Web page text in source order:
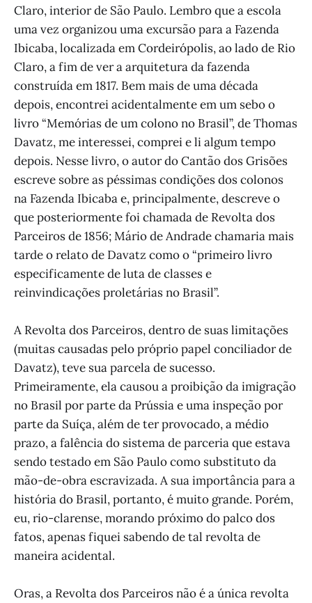
Claro, interior de São Paulo. Lembro que a escola
uma vez organizou uma excursão para a Fazenda
Ibicaba, localizada em Cordeirópolis, ao lado de Rio
Claro, a fim de ver a arquitetura da fazenda
construída em 1817. Bem mais de uma década
depois, encontrei acidentalmente em um sebo o
livro “Memórias de um colono no Brasil”, de Thomas
Davatz, me interessei, comprei e li algum tempo
depois. Nesse livro, o autor do Cantão dos Grisões
escreve sobre as péssimas condições dos colonos
na Fazenda Ibicaba e, principalmente, descreve o
que posteriormente foi chamada de Revolta dos
Parceiros de 1856; Mário de Andrade chamaria mais
tarde o relato de Davatz como o “primeiro livro
especificamente de luta de classes e
reinvindicações proletárias no Brasil”.
A Revolta dos Parceiros, dentro de suas limitações
(muitas causadas pelo próprio papel conciliador de
Davatz), teve sua parcela de sucesso.
Primeiramente, ela causou a proibição da imigração
no Brasil por parte da Prússia e uma inspeção por
parte da Suíça, além de ter provocado, a médio
prazo, a falência do sistema de parceria que estava
sendo testado em São Paulo como substituto da
mão-de-obra escravizada. A sua importância para a
história do Brasil, portanto, é muito grande. Porém,
eu, rio-clarense, morando próximo do palco dos
fatos, apenas fiquei sabendo de tal revolta de
maneira acidental.
Oras, a Revolta dos Parceiros não é a única revolta